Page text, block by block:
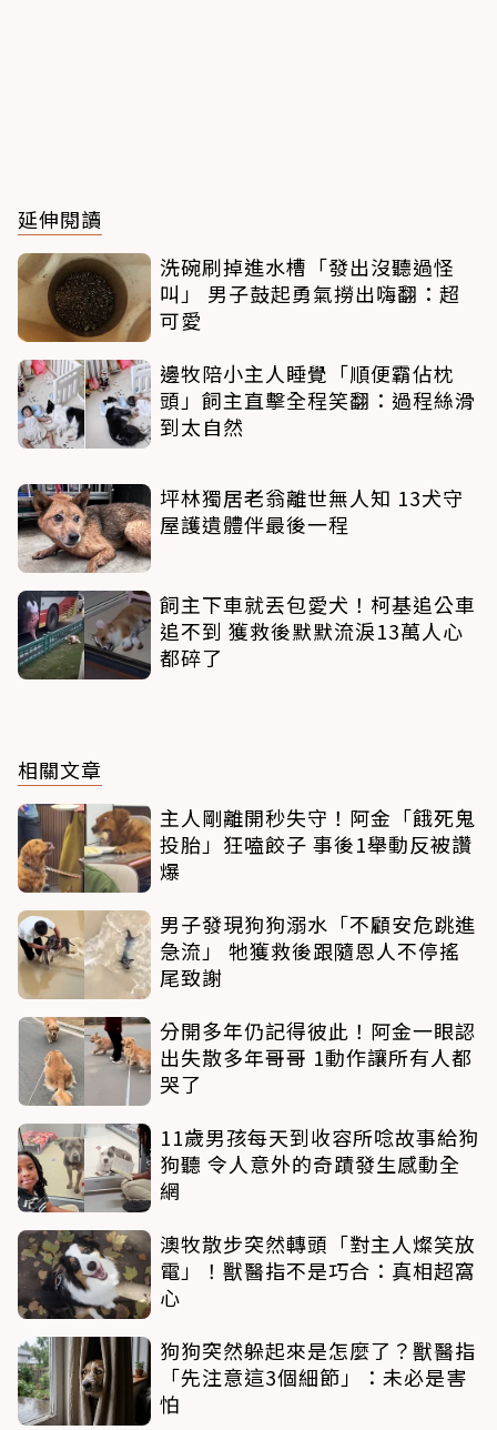
延伸閱讀
洗碗刷掉進水槽「發出沒聽過怪
叫」 男子鼓起勇氣撈出嗨翻：超
可愛
邊牧陪小主人睡覺「順便霸佔枕
頭」飼主直擊全程笑翻：過程絲滑
到太自然
坪林獨居老翁離世無人知 13犬守
屋護遺體伴最後一程
飼主下車就丟包愛犬！柯基追公車
追不到 獲救後默默流淚13萬人心
都碎了
相關文章
主人剛離開秒失守！阿金「餓死鬼
投胎」狂嗑餃子 事後1舉動反被讚
爆
男子發現狗狗溺水「不顧安危跳進
急流」 牠獲救後跟隨恩人不停搖
尾致謝
分開多年仍記得彼此！阿金一眼認
出失散多年哥哥 1動作讓所有人都
哭了
11歲男孩每天到收容所唸故事給狗
狗聽 令人意外的奇蹟發生感動全
網
澳牧散步突然轉頭「對主人燦笑放
電」！獸醫指不是巧合：真相超窩
心
狗狗突然躲起來是怎麼了？獸醫指
「先注意這3個細節」：未必是害
怕